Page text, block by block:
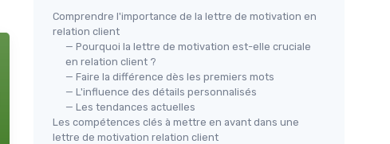
Comprendre l'importance de la lettre de motivation en
relation client
— Pourquoi la lettre de motivation est-elle cruciale
en relation client ?
— Faire la différence dès les premiers mots
— L'influence des détails personnalisés
— Les tendances actuelles
Les compétences clés à mettre en avant dans une
lettre de motivation relation client